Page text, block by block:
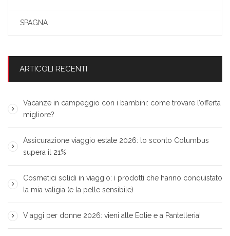
SPAGNA
ARTICOLI RECENTI
Vacanze in campeggio con i bambini: come trovare l’offerta
migliore?
Assicurazione viaggio estate 2026: lo sconto Columbus
supera il 21%
Cosmetici solidi in viaggio: i prodotti che hanno conquistato
la mia valigia (e la pelle sensibile)
Viaggi per donne 2026: vieni alle Eolie e a Pantelleria!